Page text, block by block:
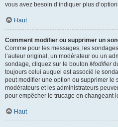
vous avez besoin d’indiquer plus
Haut
Comment modifier ou supprimer un
Comme pour les messages, les
l’auteur original, un modérateur ou un
sondage, cliquez sur le bouton Modifier
toujours celui auquel est associé le
peut modifier une option ou supprimer le
modérateurs et les administrateurs
pour empêcher le trucage en changeant
Haut